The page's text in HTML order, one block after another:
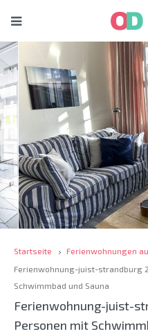
Startseite
Ferienwohnungen
Ferienwohnung-juist-strandburg
Schwimmbad und Sauna
Ferienwohnung-juist-
Personen mit